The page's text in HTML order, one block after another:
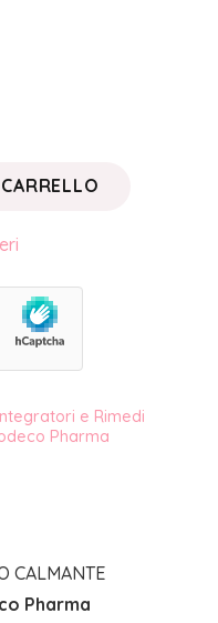
Integratori e Rimedi
Pharma
CALMANTE
Pharma